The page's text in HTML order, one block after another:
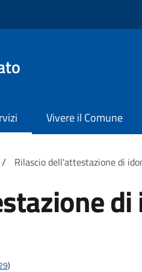
Vivere il Comune
/ Rilascio dell'attestazione di
)